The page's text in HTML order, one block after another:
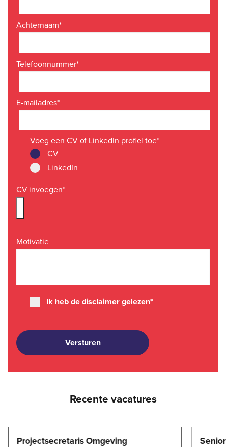
Achternaam*
Telefoonnummer*
E-mailadres*
Voeg een CV of LinkedIn profiel toe*
CV
LinkedIn
CV invoegen*
Motivatie
Ik heb de disclaimer gelezen*
Recente vacatures
Projectsecretaris Omgeving